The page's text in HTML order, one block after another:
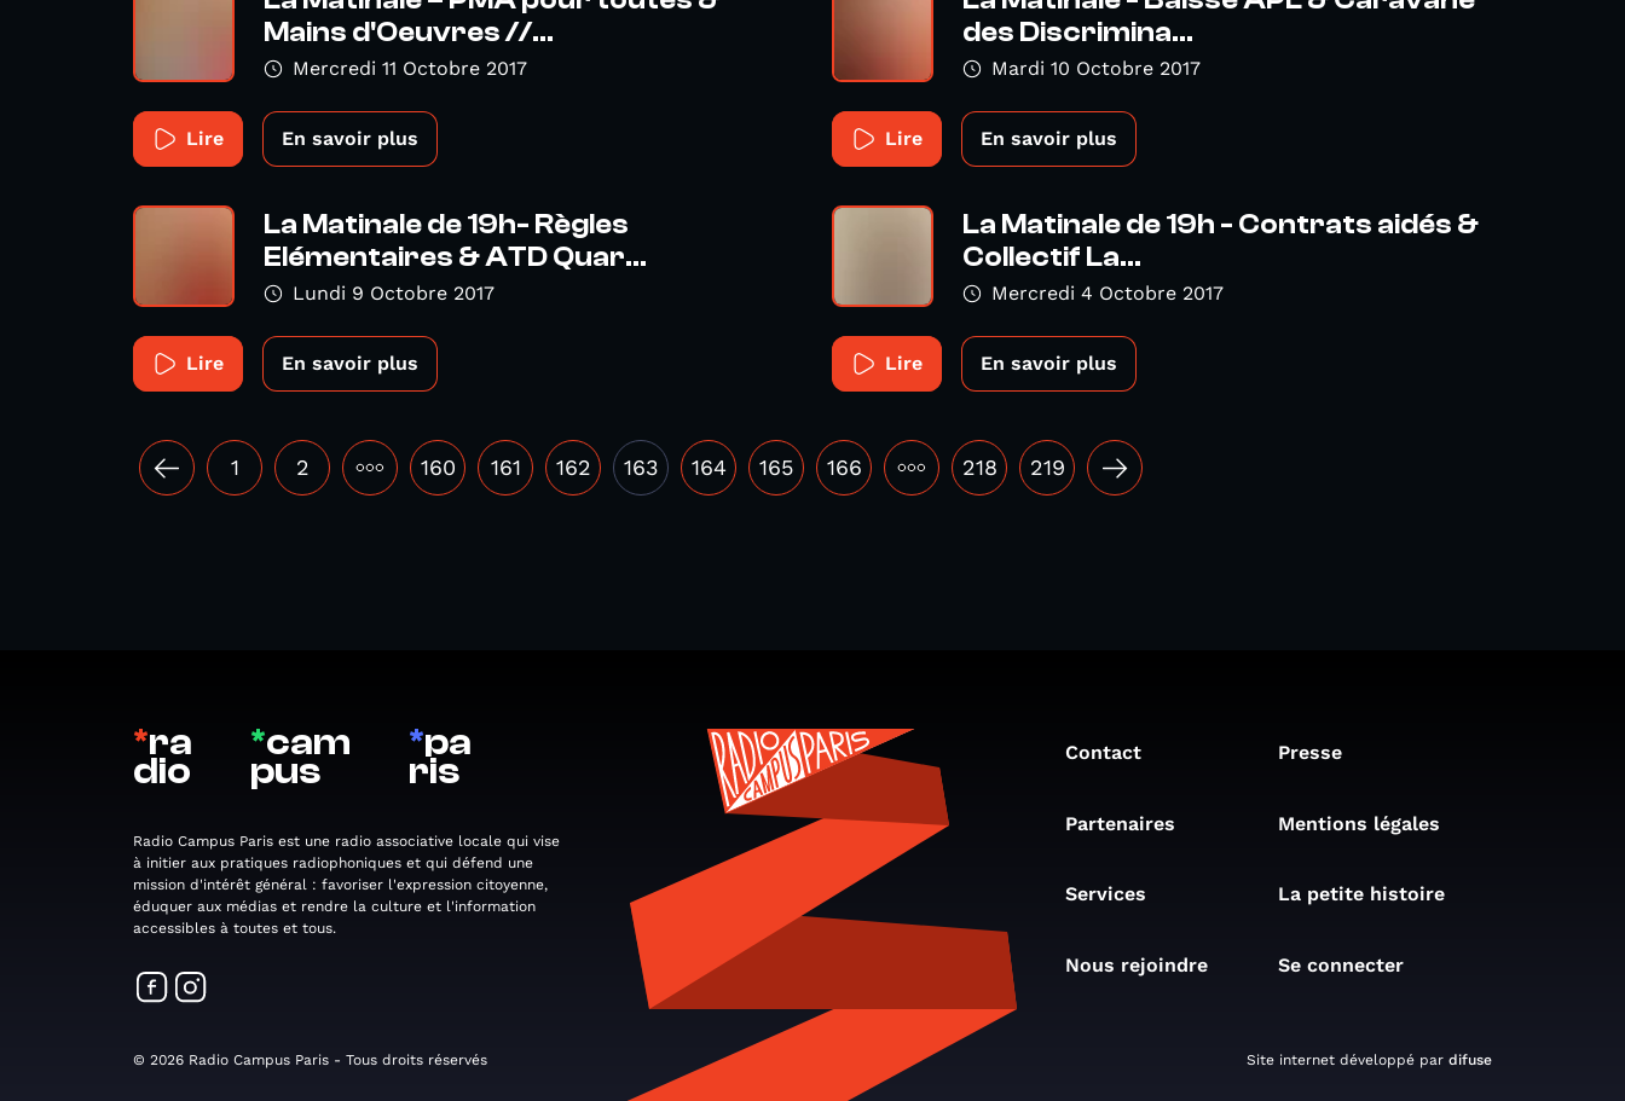
Mains d'Oeuvres //...
Mercredi 11 Octobre 2017
Lire En savoir plus
des Discrimina...
Mardi 10 Octobre 2017
Lire En savoir plus
La Matinale de 19h- Règles
Elémentaires & ATD Quar...
Lundi 9 Octobre 2017
Lire En savoir plus
La Matinale de 19h - Contrats aidés &
Collectif La...
Mercredi 4 Octobre 2017
Lire En savoir plus
1 2 ••• 160 161 162 163 164 165 166 ••• 218 219
*ra
dio
*cam
pus
*pa
ris
Radio Campus Paris est une radio associative locale qui vise
à initier aux pratiques radiophoniques et qui défend une
mission d'intérêt général : favoriser l'expression citoyenne,
éduquer aux médias et rendre la culture et l'information
accessibles à toutes et tous.
Contact Presse
Partenaires Mentions légales
Services La petite histoire
Nous rejoindre Se connecter
© 2026 Radio Campus Paris - Tous droits réservés Site internet développé par difuse